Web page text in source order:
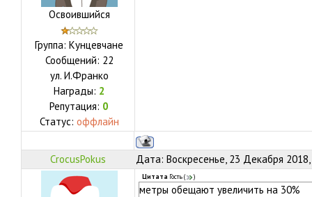
Освоившийся
Группа: Кунцевчане
Сообщений: 22
ул. И.Франко
Награды: 2
Репутация: 0
Статус: оффлайн
CrocusPokus Дата: Воскресенье, 23 Декабря
Цитата Гость( )
метры обещают увеличить на 30%